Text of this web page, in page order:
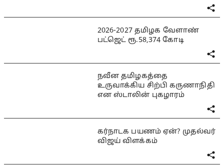
2026-2027 தமிழக வேளாண்
பட்ஜெட் ரூ.58,374 கோடி
நவீன தமிழகத்தை
உருவாக்கிய சிற்பி கருணாநிதி
என ஸ்டாலின் புகழாரம்
கர்நாடக பயணம் ஏன்? முதல்வர்
விஜய் விளக்கம்